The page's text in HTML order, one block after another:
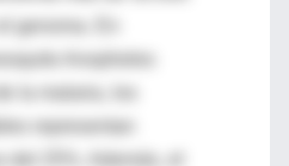
genoma. En
Anopheles
la malaria, los